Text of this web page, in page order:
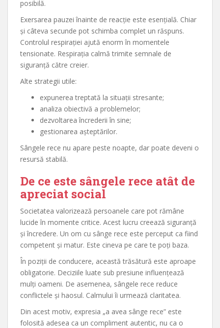
posibilă.
Exersarea pauzei înainte de reacție este esențială. Chiar
și câteva secunde pot schimba complet un răspuns.
Controlul respirației ajută enorm în momentele
tensionate. Respirația calmă trimite semnale de
siguranță către creier.
Alte strategii utile:
expunerea treptată la situații stresante;
analiza obiectivă a problemelor;
dezvoltarea încrederii în sine;
gestionarea așteptărilor.
Sângele rece nu apare peste noapte, dar poate deveni o
resursă stabilă.
De ce este sângele rece atât de
apreciat social
Societatea valorizează persoanele care pot rămâne
lucide în momente critice. Acest lucru creează siguranță
și încredere. Un om cu sânge rece este perceput ca fiind
competent și matur. Este cineva pe care te poți baza.
În poziții de conducere, această trăsătură este aproape
obligatorie. Deciziile luate sub presiune influențează
mulți oameni. De asemenea, sângele rece reduce
conflictele și haosul. Calmului îi urmează claritatea.
Din acest motiv, expresia „a avea sânge rece” este
folosită adesea ca un compliment autentic, nu ca o